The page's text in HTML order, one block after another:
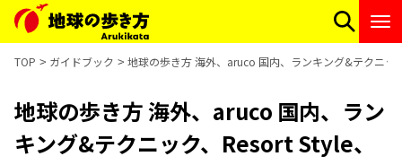
TOP ガイドブック 地球の歩き方 海外、aruco 国内、ランキング&テクニッ
地球の歩き方 海外、aruco 国内、ラン
キング&テクニック、Resort Style、